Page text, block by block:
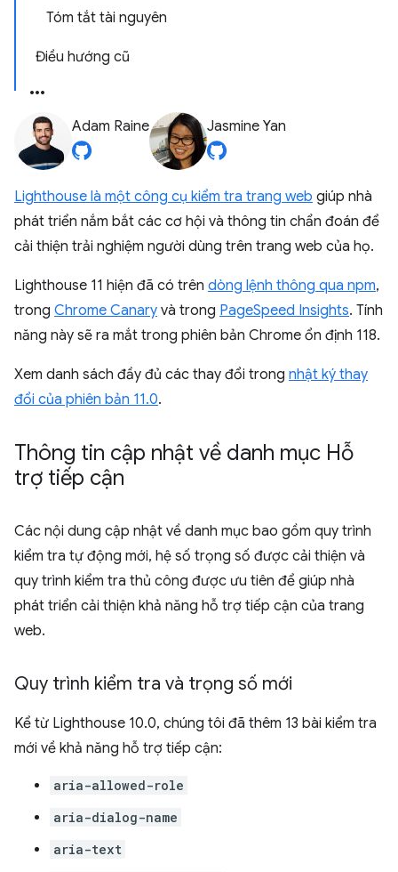
Tóm tắt tài nguyên
Điều hướng cũ
Adam Raine Jasmine Yan
Lighthouse là một công cụ kiểm tra trang web giúp nhà
phát triển nắm bắt các cơ hội và thông tin chẩn đoán để
cải thiện trải nghiệm người dùng trên trang web của họ.
Lighthouse 11 hiện đã có trên dòng lệnh thông qua npm,
trong Chrome Canary và trong PageSpeed Insights. Tính
năng này sẽ ra mắt trong phiên bản Chrome ổn định 118.
Xem danh sách đầy đủ các thay đổi trong nhật ký thay
đổi của phiên bản 11.0.
Thông tin cập nhật về danh mục Hỗ
trợ tiếp cận
Các nội dung cập nhật về danh mục bao gồm quy trình
kiểm tra tự động mới, hệ số trọng số được cải thiện và
quy trình kiểm tra thủ công được ưu tiên để giúp nhà
phát triển cải thiện khả năng hỗ trợ tiếp cận của trang
web.
Quy trình kiểm tra và trọng số mới
Kể từ Lighthouse 10.0, chúng tôi đã thêm 13 bài kiểm tra
mới về khả năng hỗ trợ tiếp cận:
aria-allowed-role
aria-dialog-name
aria-text